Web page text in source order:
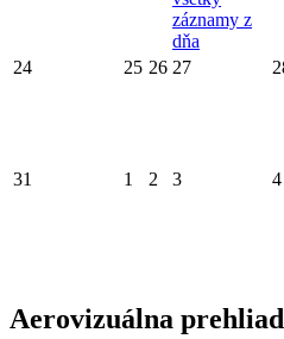
záznamy z
dňa
24 25 26 27
31 1 2 3 4
Aerovizuálna